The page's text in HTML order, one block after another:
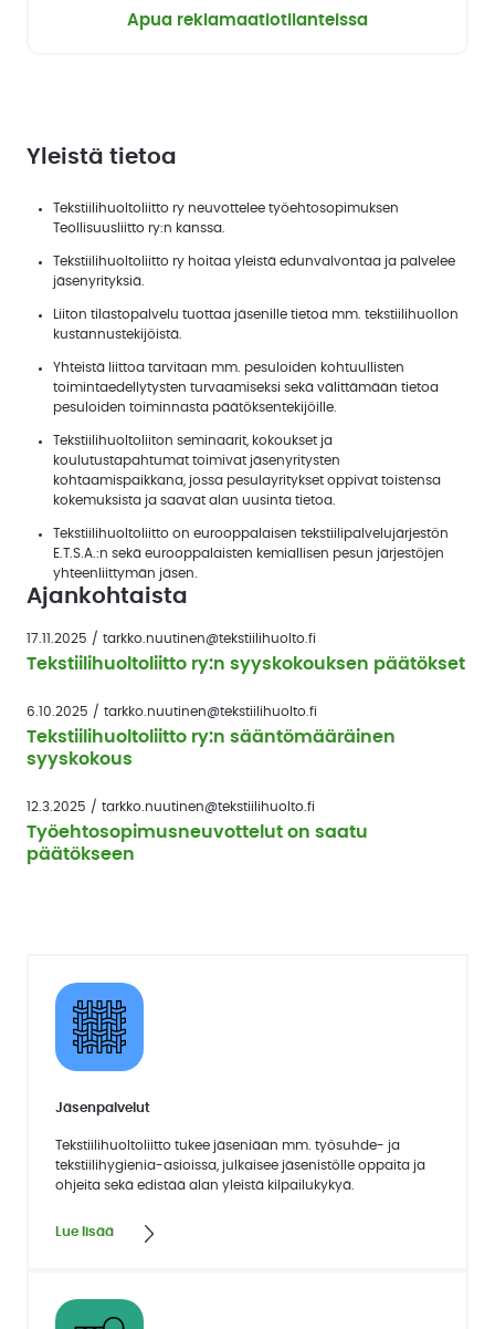
Apua reklamaatiotilanteissa
Yleistä tietoa
Tekstiilihuoltoliitto ry neuvottelee työehtosopimuksen
Teollisuusliitto ry:n kanssa.
Tekstiilihuoltoliitto ry hoitaa yleistä edunvalvontaa ja palvelee
jäsenyrityksiä.
Liiton tilastopalvelu tuottaa jäsenille tietoa mm. tekstiilihuollon
kustannustekijöistä.
Yhteistä liittoa tarvitaan mm. pesuloiden kohtuullisten
toimintaedellytysten turvaamiseksi sekä välittämään tietoa
pesuloiden toiminnasta päätöksentekijöille.
Tekstiilihuoltoliiton seminaarit, kokoukset ja
koulutustapahtumat toimivat jäsenyritysten
kohtaamispaikkana, jossa pesulayritykset oppivat toistensa
kokemuksista ja saavat alan uusinta tietoa.
Tekstiilihuoltoliitto on eurooppalaisen tekstiilipalvelujärjestön
E.T.S.A.:n sekä eurooppalaisten kemiallisen pesun järjestöjen
yhteenliittymän jäsen.
Ajankohtaista
17.11.2025 / tarkko.nuutinen@tekstiilihuolto.fi
Tekstiilihuoltoliitto ry:n syyskokouksen päätökset
6.10.2025 / tarkko.nuutinen@tekstiilihuolto.fi
Tekstiilihuoltoliitto ry:n sääntömääräinen
syyskokous
12.3.2025 / tarkko.nuutinen@tekstiilihuolto.fi
Työehtosopimusneuvottelut on saatu
päätökseen
Jäsenpalvelut
Tekstiilihuoltoliitto tukee jäseniään mm. työsuhde- ja
tekstiilihygienia-asioissa, julkaisee jäsenistölle oppaita ja
ohjeita sekä edistää alan yleistä kilpailukykyä.
Lue lisää